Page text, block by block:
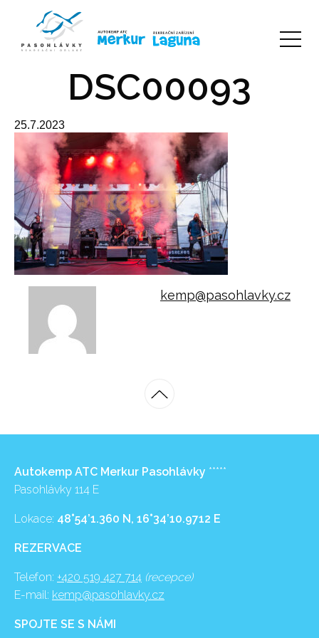
DSC00093
25.7.2023
kemp@pasohlavky.cz
Autokemp ATC Merkur Pasohlávky *****
Pasohlávky 114 E
Lokace: 48°54’1.360 N, 16°34’10.9712 E
REZERVACE
Telefon: +420 519 427 714 (recepce)
E-mail: kemp@pasohlavky.cz
SPOJTE SE S NÁMI